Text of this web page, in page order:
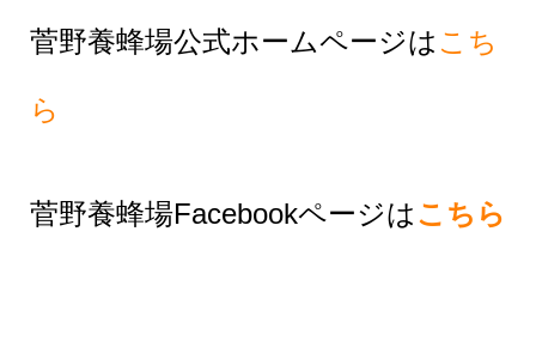
菅野養蜂場公式ホームページはこち
ら
菅野養蜂場Facebookページはこちら